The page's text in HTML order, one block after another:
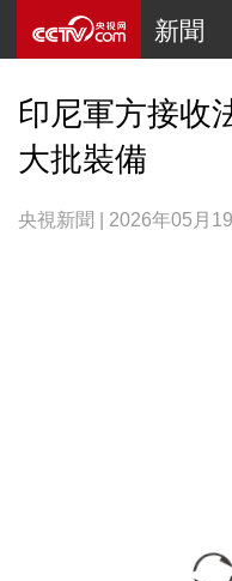
新聞
印尼軍方接收
大批裝備
央視新聞 | 2026年05月